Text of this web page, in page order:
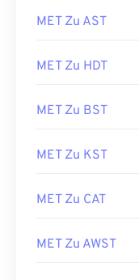
MET Zu AST
MET Zu HDT
MET Zu BST
MET Zu KST
MET Zu CAT
MET Zu AWST